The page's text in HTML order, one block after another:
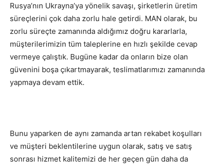
Rusya’nın Ukrayna’ya yönelik savaşı, şirketlerin üretim
süreçlerini çok daha zorlu hale getirdi. MAN olarak, bu
zorlu süreçte zamanında aldığımız doğru kararlarla,
müşterilerimizin tüm taleplerine en hızlı şekilde cevap
vermeye çalıştık. Bugüne kadar da onların bize olan
güvenini boşa çıkartmayarak, teslimatlarımızı zamanında
yapmaya devam ettik.
Bunu yaparken de aynı zamanda artan rekabet koşulları
ve müşteri beklentilerine uygun olarak, satış ve satış
sonrası hizmet kalitemizi de her geçen gün daha da